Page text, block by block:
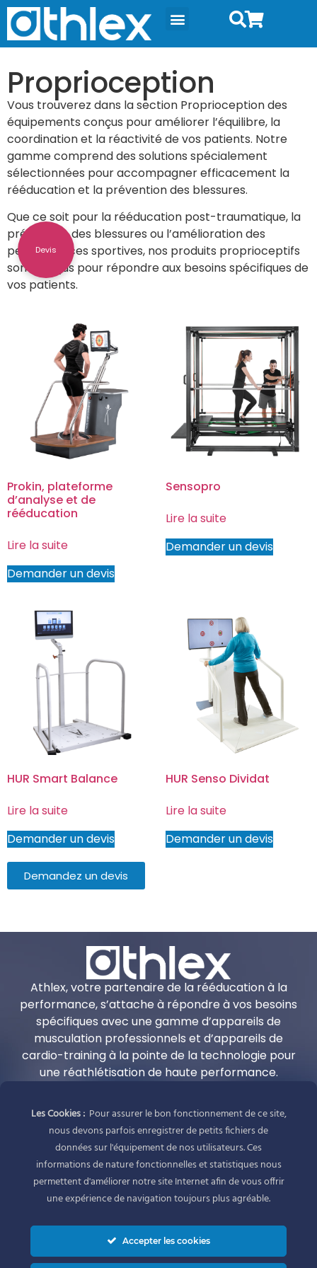
Proprioception
Vous trouverez dans la section Proprioception des
équipements conçus pour améliorer l’équilibre, la
coordination et la réactivité de vos patients. Notre
gamme comprend des solutions spécialement
sélectionnées pour accompagner efficacement la
rééducation et la prévention des blessures.
Que ce soit pour la rééducation post-traumatique, la
prévention des blessures ou l’amélioration des
performances sportives, nos produits proprioceptifs
sont conçus pour répondre aux besoins spécifiques de
vos patients.
Prokin, plateforme
d’analyse et de
rééducation
Lire la suite
Demander un devis
Sensopro
Lire la suite
Demander un devis
HUR Smart Balance
Lire la suite
Demander un devis
HUR Senso Dividat
Lire la suite
Demander un devis
Demandez un devis
Athlex, votre partenaire de la rééducation à la
performance, s’attache à répondre à vos besoins
spécifiques avec une gamme d’appareils de
musculation professionnels et d’appareils de
cardio-training à la pointe de la technologie pour
une réathlétisation de haute performance.
Adresse
Athlex
1 allée Alban Vistel
69110 Sainte Foy-Lès-Lyon
France
Réseaux sociaux
Les Cookies : Pour assurer le bon fonctionnement de ce site,
nous devons parfois enregistrer de petits fichiers de
données sur l'équipement de nos utilisateurs. Ces
informations de nature fonctionnelles et statistiques nous
permettent d'améliorer notre site Internet afin de vous offrir
une expérience de navigation toujours plus agréable.
Accepter les cookies
Devis